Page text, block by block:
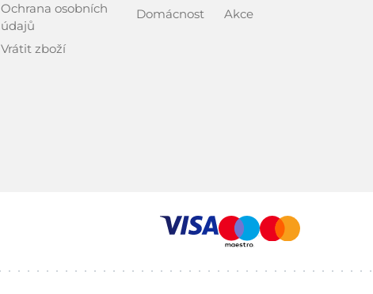
Ochrana osobních
údajů
Vrátit zboží
Domácnost
Akce